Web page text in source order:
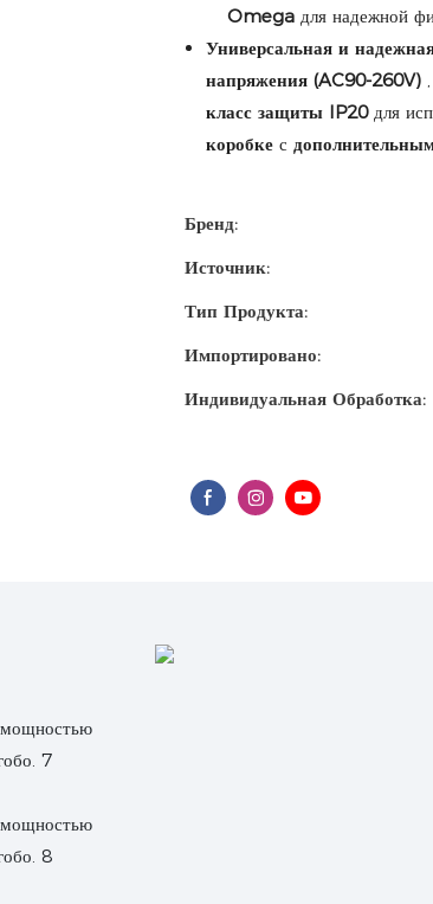
Omega для надежной
Универсальная и
напряжения (AC90-260V)
класс защиты IP20для
коробке с
Бренд:
Источник:
Тип Продукта:
Импортировано:
Индивидуальная Обработка: